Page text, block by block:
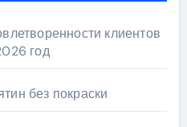
клиентов
год
без покраски